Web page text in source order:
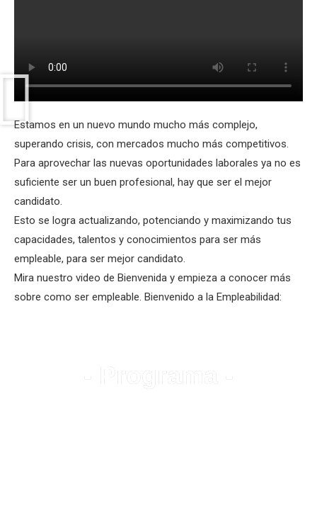
Estamos en un nuevo mundo mucho más complejo,
superando crisis, con mercados mucho más competitivos.
Para aprovechar las nuevas oportunidades laborales ya no es
suficiente ser un buen profesional, hay que ser el mejor
candidato.
Esto se logra actualizando, potenciando y maximizando tus
capacidades, talentos y conocimientos para ser más
empleable, para ser mejor candidato.
Mira nuestro video de Bienvenida y empieza a conocer más
sobre como ser empleable. Bienvenido a la Empleabilidad: